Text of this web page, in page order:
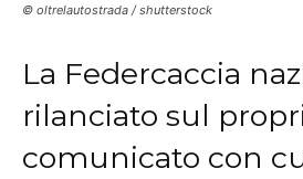
© oltrelautostrada / shutterstock
La Federcaccia
rilanciato sul
comunicato con